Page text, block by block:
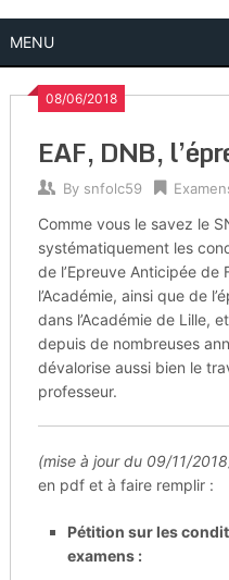
MENU
08/06/2018
EAF, DNB,
By snfolc59
Comme vous le savez le
systématiquement les
de l’Epreuve Anticipée
l’Académie, ainsi que de
dans l’Académie de Lille,
depuis de nombreuses
dévalorise aussi bien le
professeur.
(mise à jour du 09/11/
en pdf et à faire remplir :
Pétition sur les
examens :